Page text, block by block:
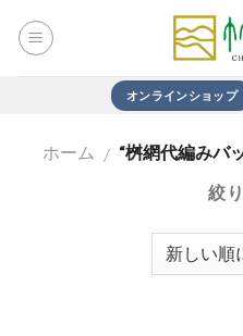
オンラインショップ
ホーム / “桝網代編みバ
絞